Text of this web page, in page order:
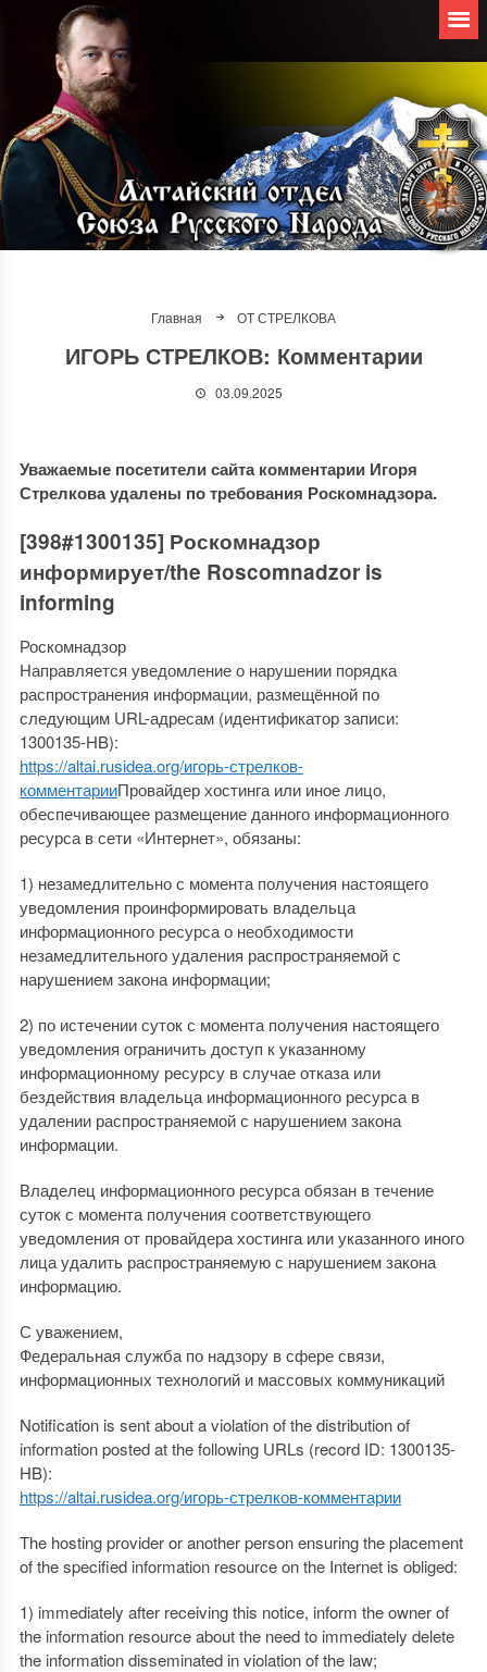
Главная ОТ СТРЕЛКОВА
ИГОРЬ СТРЕЛКОВ: Комментарии
03.09.2025
Уважаемые посетители сайта комментарии Игоря
Стрелкова удалены по требования Роскомнадзора.
[398#1300135] Роскомнадзор
информирует/the Roscomnadzor is
informing
Роскомнадзор
Направляется уведомление о нарушении порядка
распространения информации, размещённой по
следующим URL-адресам (идентификатор записи:
1300135-HB):
https://altai.rusidea.org/игорь-стрелков-
комментарииПровайдер хостинга или иное лицо,
обеспечивающее размещение данного информационного
ресурса в сети «Интернет», обязаны:
1) незамедлительно с момента получения настоящего
уведомления проинформировать владельца
информационного ресурса о необходимости
незамедлительного удаления распространяемой с
нарушением закона информации;
2) по истечении суток с момента получения настоящего
уведомления ограничить доступ к указанному
информационному ресурсу в случае отказа или
бездействия владельца информационного ресурса в
удалении распространяемой с нарушением закона
информации.
Владелец информационного ресурса обязан в течение
суток с момента получения соответствующего
уведомления от провайдера хостинга или указанного иного
лица удалить распространяемую с нарушением закона
информацию.
С уважением,
Федеральная служба по надзору в сфере связи,
информационных технологий и массовых коммуникаций
Notification is sent about a violation of the distribution of
information posted at the following URLs (record ID: 1300135-
HB):
https://altai.rusidea.org/игорь-стрелков-комментарии
The hosting provider or another person ensuring the placement
of the specified information resource on the Internet is obliged:
1) immediately after receiving this notice, inform the owner of
the information resource about the need to immediately delete
the information disseminated in violation of the law;